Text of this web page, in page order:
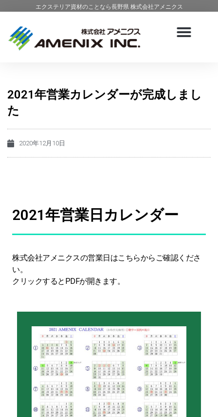
エクステリア資材のことなら長野県 株式会社アメニクス
2021年営業カレンダーが完成しまし
た
2020年12月10日
2021年営業日カレンダー
株式会社アメニクスの営業日はこちらからご確認くださ
い。
クリックするとPDFが開きます。